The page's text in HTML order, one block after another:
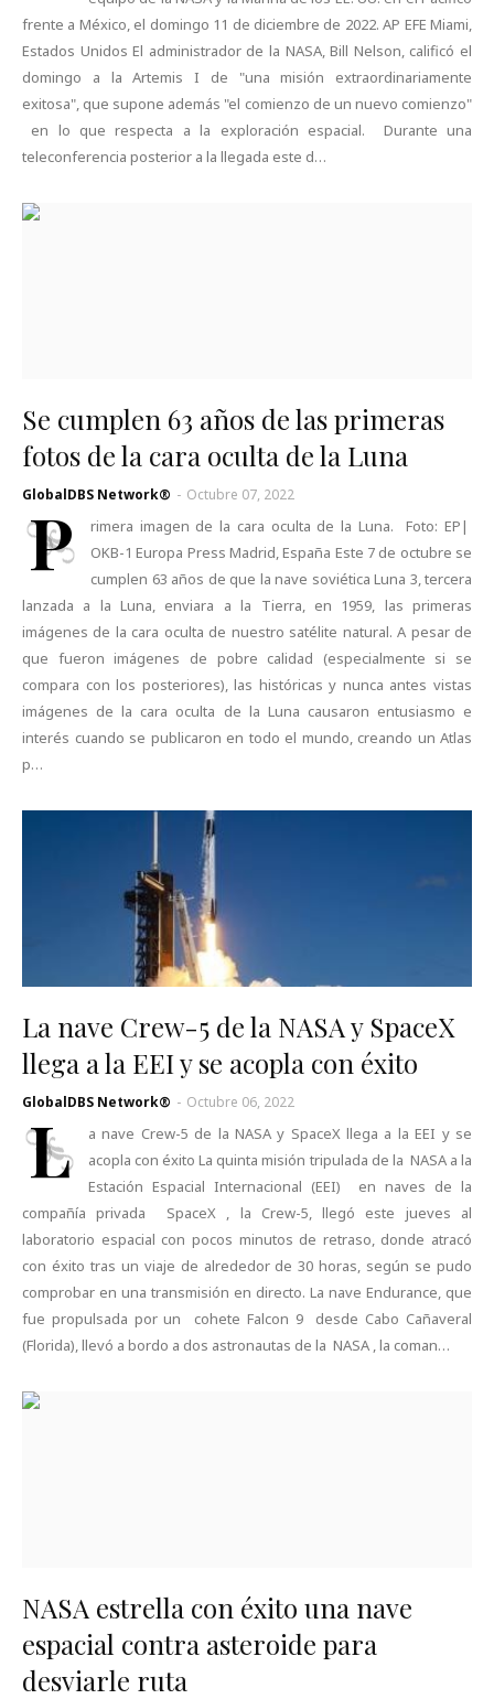
frente a México, el domingo 11 de diciembre de 2022. AP EFE Miami,
Estados Unidos El administrador de la NASA, Bill Nelson, calificó el
domingo a la Artemis I de "una misión extraordinariamente
exitosa", que supone además "el comienzo de un nuevo comienzo"
en lo que respecta a la exploración espacial. Durante una
teleconferencia posterior a la llegada este d…
Se cumplen 63 años de las primeras
fotos de la cara oculta de la Luna
GlobalDBS Network® - Octubre 07, 2022
P
rimera imagen de la cara oculta de la Luna. Foto: EP|
OKB-1 Europa Press Madrid, España Este 7 de octubre se
cumplen 63 años de que la nave soviética Luna 3, tercera
lanzada a la Luna, enviara a la Tierra, en 1959, las primeras
imágenes de la cara oculta de nuestro satélite natural. A pesar de
que fueron imágenes de pobre calidad (especialmente si se
compara con los posteriores), las históricas y nunca antes vistas
imágenes de la cara oculta de la Luna causaron entusiasmo e
interés cuando se publicaron en todo el mundo, creando un Atlas
p…
La nave Crew-5 de la NASA y SpaceX
llega a la EEI y se acopla con éxito
GlobalDBS Network® - Octubre 06, 2022
L
a nave Crew-5 de la NASA y SpaceX llega a la EEI y se
acopla con éxito La quinta misión tripulada de la NASA a la
Estación Espacial Internacional (EEI) en naves de la
compañía privada SpaceX , la Crew-5, llegó este jueves al
laboratorio espacial con pocos minutos de retraso, donde atracó
con éxito tras un viaje de alrededor de 30 horas, según se pudo
comprobar en una transmisión en directo. La nave Endurance, que
fue propulsada por un cohete Falcon 9 desde Cabo Cañaveral
(Florida), llevó a bordo a dos astronautas de la NASA , la coman…
NASA estrella con éxito una nave
espacial contra asteroide para
desviarle ruta